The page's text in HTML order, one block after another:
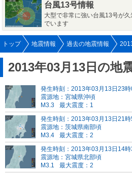
台風13号情報
大型で非常に強い台風13号が
でいます
トップ 地震情報 過去の地震情報
2013年03月13日の地
発生時刻：2013年03月13日23
震源地：宮城県沖頃
M3.3
最大震度：1
発生時刻：2013年03月13日21
震源地：茨城県南部頃
M3.4
最大震度：2
発生時刻：2013年03月13日14
震源地：宮城県北部頃
M3.1
最大震度：2